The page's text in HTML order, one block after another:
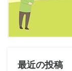
最近の投稿